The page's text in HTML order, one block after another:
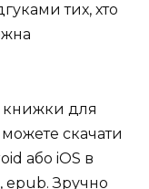
тих, хто
книжки для
скачати
або iOS в
epub. Зручно